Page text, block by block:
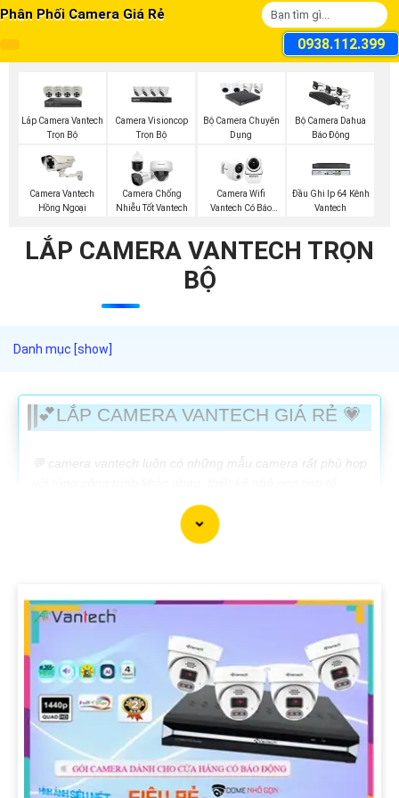
Phân Phối Camera Giá Rẻ
0938.112.399
Lắp Camera Vantech
Trọn Bộ
Camera Visioncop
Trọn Bộ
Bộ Camera Chuyên
Dụng
Bộ Camera Dahua
Báo Động
Camera Vantech
Hồng Ngoại
Camera Chống
Nhiễu Tốt Vantech
Camera Wifi
Vantech Có Báo
Đầu Ghi Ip 64 Kênh
Vantech
LẮP CAMERA VANTECH TRỌN
BỘ
💕LẮP CAMERA VANTECH GIÁ RẺ 💗
️💬 camera vantech luôn có những mẫu camera rất phù hợp
ngoài ra chất lượng sản phẩm cũng rất phù hợp. với tiêu
chí phục vụ khách hàng mọi công trình vantech là thương
LẮP CAMERA VANTECH GIÁ RẺ
🔮 Lắp camera Trong Nhà vantech
🔷250.000 VNĐThiết kế chắc chắc tích hợp thu âm có màu ban
đêmVPH-C508AI
🔊 Camera Báo Động Vantech
🔖 150.000 VNĐCamera Báo Động PIR thông minhVPH-3655AI
🔈 Camera Vantech chống trộm có màu ban đêm